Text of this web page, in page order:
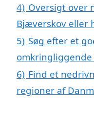
4) Oversigt over
Bjæverskov eller
5) Søg efter et
6) Find et
regioner af